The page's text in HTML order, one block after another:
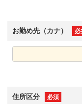
お勤め先（カナ） 必
住所区分 必須